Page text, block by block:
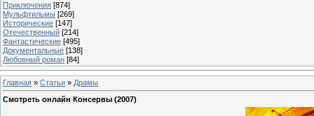
Приключения [874]
Мульфтильмы [269]
Исторические [147]
Отечественный [214]
Фантастические [495]
Документальные [138]
Любовный роман [84]
Главная » Статьи » Драмы
Смотреть онлайн Консервы (2007)